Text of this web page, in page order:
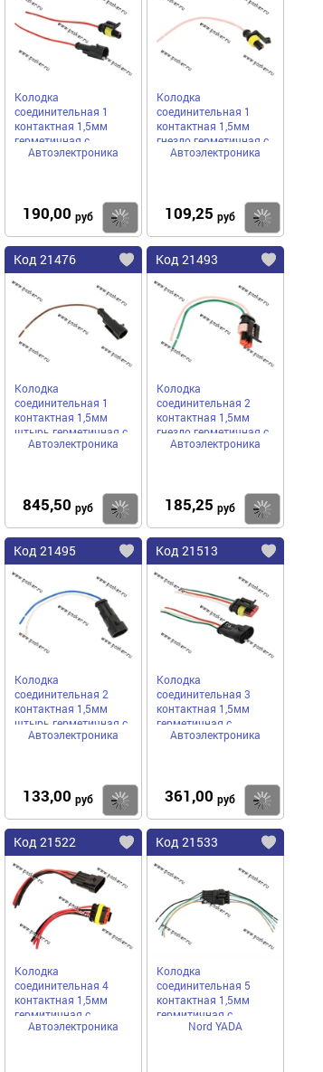
Колодка
соединительная 1
контактная 1,5мм
герметичная с
проводом
Автоэлектроника
190,00 руб Купить
Колодка
соединительная 1
контактная 1,5мм
гнездо герметичная с
проводом
Автоэлектроника
109,25 руб
Код 21476
Колодка
соединительная 1
контактная 1,5мм
штырь герметичная с
проводом [упаковка 10
Автоэлектроника
845,50 руб Купить
Код 21493
Колодка
соединительная 2
контактная 1,5мм
гнездо герметичная с
проводом
Автоэлектроника
185,25 руб
Код 21495
Колодка
соединительная 2
контактная 1,5мм
штырь герметичная с
проводом
Автоэлектроника
133,00 руб Купить
Код 21513
Колодка
соединительная 3
контактная 1,5мм
герметичная с
проводом
Автоэлектроника
361,00 руб
Код 21522
Колодка
соединительная 4
контактная 1,5мм
гермитичная с
проводом
Автоэлектроника
Код 21533
Колодка
соединительная 5
контактная 1,5мм
гермитичная с
проводомNord YADA